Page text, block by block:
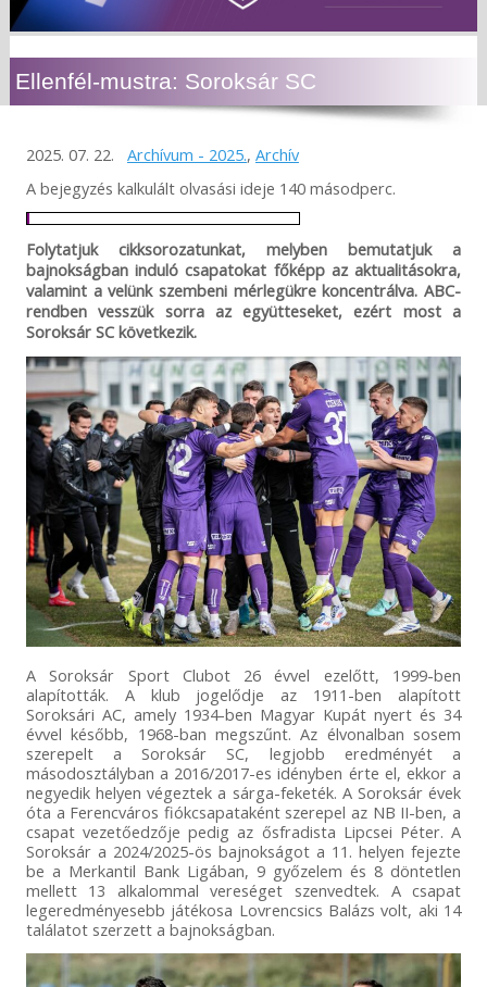
Ellenfél-mustra: Soroksár SC
2025. 07. 22. Archívum - 2025., Archív
A bejegyzés kalkulált olvasási ideje 140 másodperc.
Folytatjuk cikksorozatunkat, melyben bemutatjuk a
bajnokságban induló csapatokat főképp az aktualitásokra,
valamint a velünk szembeni mérlegükre koncentrálva. ABC-
rendben vesszük sorra az együtteseket, ezért most a
Soroksár SC következik.
A Soroksár Sport Clubot 26 évvel ezelőtt, 1999-ben
alapították. A klub jogelődje az 1911-ben alapított
Soroksári AC, amely 1934-ben Magyar Kupát nyert és 34
évvel később, 1968-ban megszűnt. Az élvonalban sosem
szerepelt a Soroksár SC, legjobb eredményét a
másodosztályban a 2016/2017-es idényben érte el, ekkor a
negyedik helyen végeztek a sárga-feketék. A Soroksár évek
óta a Ferencváros fiókcsapataként szerepel az NB II-ben, a
csapat vezetőedzője pedig az ősfradista Lipcsei Péter. A
Soroksár a 2024/2025-ös bajnokságot a 11. helyen fejezte
be a Merkantil Bank Ligában, 9 győzelem és 8 döntetlen
mellett 13 alkalommal vereséget szenvedtek. A csapat
legeredményesebb játékosa Lovrencsics Balázs volt, aki 14
találatot szerzett a bajnokságban.